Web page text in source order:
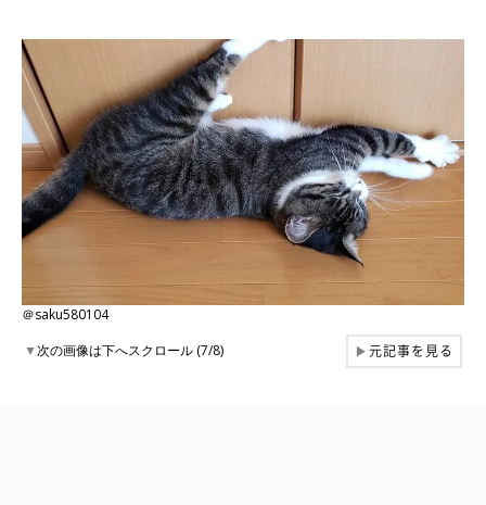
＠saku580104
▼次の画像は下へスクロール (7/8) ▶元記事を見る